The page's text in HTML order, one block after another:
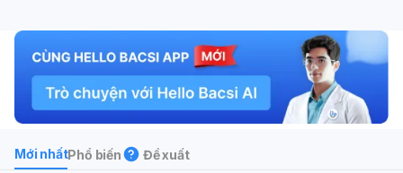
Mới nhấtPhổ biến Đề xuất